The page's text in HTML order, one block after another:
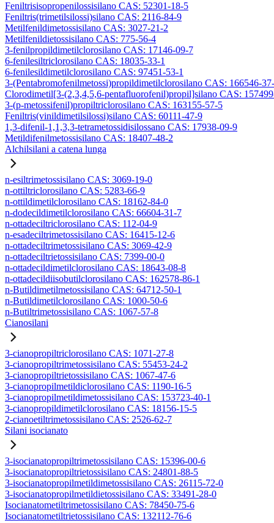
Feniltrisisopropenilossisilano CAS: 52301-18-5
Feniltris(trimetilsilossi)silano CAS: 2116-84-9
Metilfenildimetossisilano CAS: 3027-21-2
Metilfenildietossisilano CAS: 775-56-4
3-fenilpropildimetilclorosilano CAS: 17146-09-7
6-fenilesiltriclorosilano CAS: 18035-33-1
6-fenilesildimetilclorosilano CAS: 97451-53-1
3-(Pentabromofenilmetossi)propildimetilclorosilano CAS: 166546-
Clorodimetil[3-(2,3,4,5,6-pentafluorofenil)propil]silano CAS:
3-(p-metossifenil)propiltriclorosilano CAS: 163155-57-5
Feniltris(vinildimetilsilossi)silano CAS: 60111-47-9
1,3-difenil-1,1,3,3-tetrametossidisilossano CAS: 17938-09-9
Metildifenilmetossisilano CAS: 18407-48-2
Alchilsilani a catena lunga
n-esiltrimetossisilano CAS: 3069-19-0
n-ottiltriclorosilano CAS: 5283-66-9
n-ottildimetilclorosilano CAS: 18162-84-0
n-dodecildimetilclorosilano CAS: 66604-31-7
n-ottadeciltriclorosilano CAS: 112-04-9
n-esadeciltrimetossisilano CAS: 16415-12-6
n-ottadeciltrimetossisilano CAS: 3069-42-9
n-ottadeciltrietossisilano CAS: 7399-00-0
n-ottadecildimetilclorosilano CAS: 18643-08-8
n-ottadecildiisobutilclorosilano CAS: 162578-86-1
n-Butildimetilmetossisilano CAS: 64712-50-1
n-Butildimetilclorosilano CAS: 1000-50-6
n-Butiltrimetossisilano CAS: 1067-57-8
Cianosilani
3-cianopropiltriclorosilano CAS: 1071-27-8
3-cianopropiltrimetossisilano CAS: 55453-24-2
3-cianopropiltrietossisilano CAS: 1067-47-6
3-cianopropilmetildiclorosilano CAS: 1190-16-5
3-cianopropilmetildimetossisilano CAS: 153723-40-1
3-cianopropildimetilclorosilano CAS: 18156-15-5
2-cianoetiltrimetossisilano CAS: 2526-62-7
Silani isocianato
3-isocianatopropiltrimetossisilano CAS: 15396-00-6
3-isocianatopropiltrietossisilano CAS: 24801-88-5
3-isocianatopropilmetildimetossisilano CAS: 26115-72-0
3-isocianatopropilmetildietossisilano CAS: 33491-28-0
Isocianatometiltrimetossisilano CAS: 78450-75-6
Isocianatometiltrietossisilano CAS: 132112-76-6